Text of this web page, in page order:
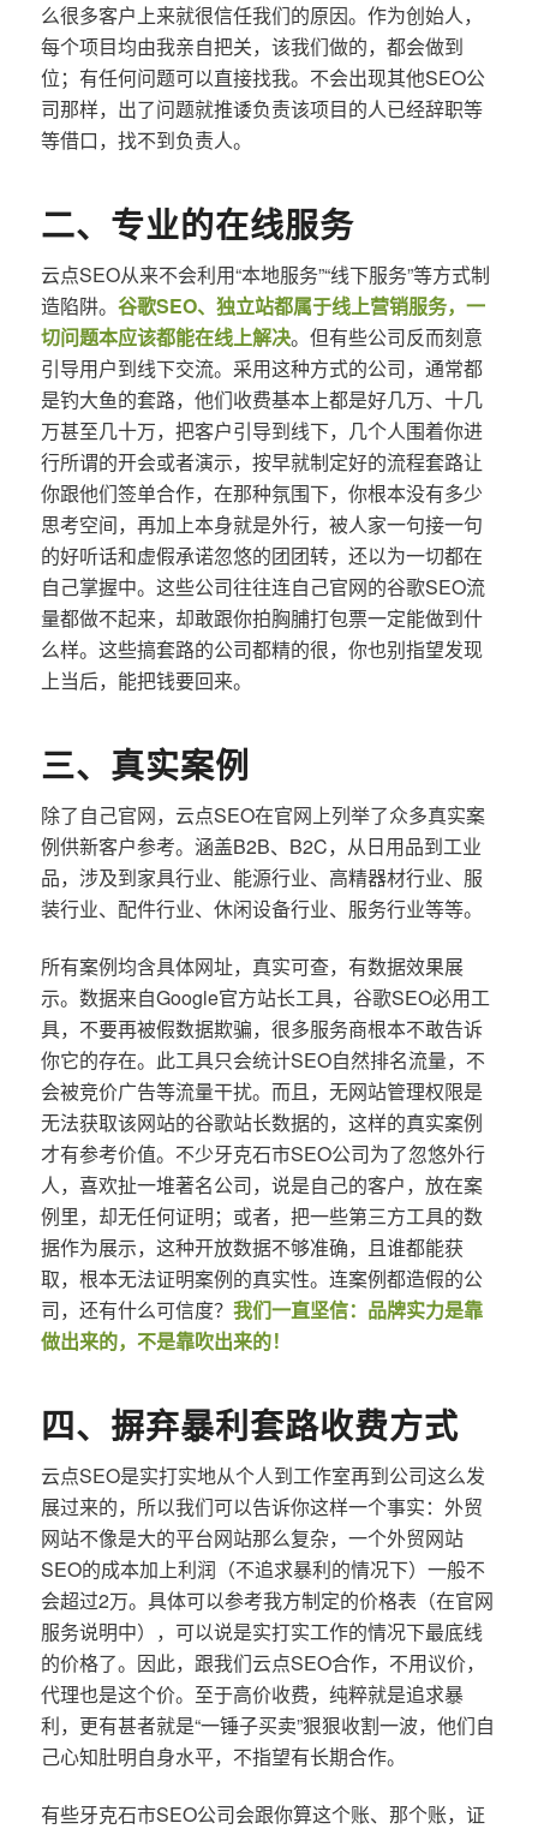
么很多客户上来就很信任我们的原因。作为创始人，
每个项目均由我亲自把关，该我们做的，都会做到
位；有任何问题可以直接找我。不会出现其他SEO公
司那样，出了问题就推诿负责该项目的人已经辞职等
等借口，找不到负责人。
二、专业的在线服务
云点SEO从来不会利用“本地服务”“线下服务”等方式制
造陷阱。 谷歌SEO、独立站都属于线上营销服务，一
切问题本应该都能在线上解决。但有些公司反而刻意
引导用户到线下交流。采用这种方式的公司，通常都
是钓大鱼的套路，他们收费基本上都是好几万、十几
万甚至几十万，把客户引导到线下，几个人围着你进
行所谓的开会或者演示，按早就制定好的流程套路让
你跟他们签单合作，在那种氛围下，你根本没有多少
思考空间，再加上本身就是外行，被人家一句接一句
的好听话和虚假承诺忽悠的团团转，还以为一切都在
自己掌握中。这些公司往往连自己官网的谷歌SEO流
量都做不起来，却敢跟你拍胸脯打包票一定能做到什
么样。这些搞套路的公司都精的很，你也别指望发现
上当后，能把钱要回来。
三、真实案例
除了自己官网，云点SEO在官网上列举了众多真实案
例供新客户参考。涵盖B2B、B2C，从日用品到工业
品，涉及到家具行业、能源行业、高精器材行业、服
装行业、配件行业、休闲设备行业、服务行业等等。
所有案例均含具体网址，真实可查，有数据效果展
示。数据来自Google官方站长工具，谷歌SEO必用工
具，不要再被假数据欺骗，很多服务商根本不敢告诉
你它的存在。此工具只会统计SEO自然排名流量，不
会被竞价广告等流量干扰。而且，无网站管理权限是
无法获取该网站的谷歌站长数据的，这样的真实案例
才有参考价值。不少牙克石市SEO公司为了忽悠外行
人，喜欢扯一堆著名公司，说是自己的客户，放在案
例里，却无任何证明；或者，把一些第三方工具的数
据作为展示，这种开放数据不够准确，且谁都能获
取，根本无法证明案例的真实性。连案例都造假的公
司，还有什么可信度？ 我们一直坚信：品牌实力是靠
做出来的，不是靠吹出来的！
四、摒弃暴利套路收费方式
云点SEO是实打实地从个人到工作室再到公司这么发
展过来的，所以我们可以告诉你这样一个事实：外贸
网站不像是大的平台网站那么复杂，一个外贸网站
SEO的成本加上利润（不追求暴利的情况下）一般不
会超过2万。具体可以参考我方制定的价格表（在官网
服务说明中），可以说是实打实工作的情况下最底线
的价格了。因此，跟我们云点SEO合作，不用议价，
代理也是这个价。至于高价收费，纯粹就是追求暴
利，更有甚者就是“一锤子买卖”狠狠收割一波，他们自
己心知肚明自身水平，不指望有长期合作。
有些牙克石市SEO公司会跟你算这个账、那个账，证